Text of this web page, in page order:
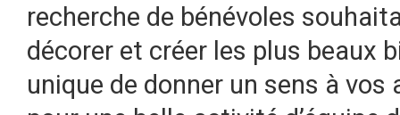
recherche de bénévoles
décorer et créer les plus beaux
unique de donner un sens à